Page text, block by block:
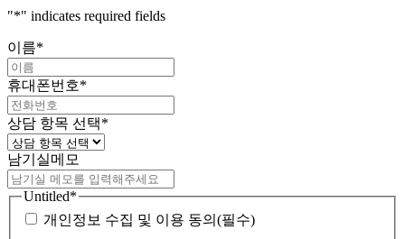
"*" indicates required fields
이름*
휴대폰번호*
상담 항목 선택*
남기실메모
Untitled*
개인정보 수집 및 이용 동의(필수)